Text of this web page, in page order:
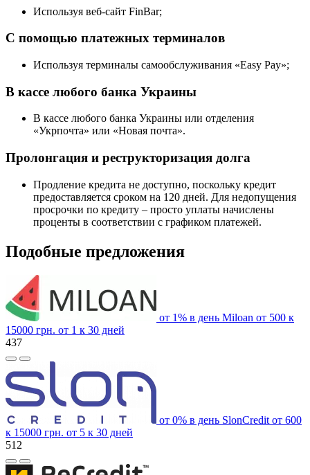
Используя веб-сайт FinBar;
С помощью платежных терминалов
Используя терминалы самообслуживания «Easy Pay»;
В кассе любого банка Украины
В кассе любого банка Украины или отделения
«Укрпочта» или «Новая почта».
Пролонгация и реструкторизация долга
Продление кредита не доступно, поскольку кредит
предоставляется сроком на 120 дней. Для недопущения
просрочки по кредиту – просто уплаты начислены
проценты в соответствии с графиком платежей.
Подобные предложения
от 1% в день Miloan от 500 к
15000 грн. от 1 к 30 дней
437
от 0% в день SlonCredit от 600
к 15000 грн. от 5 к 30 дней
512